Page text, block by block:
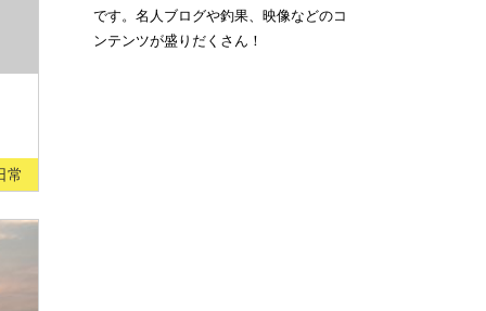
常
です。名人ブログや釣果、映像などのコ
ンテンツが盛りだくさん！